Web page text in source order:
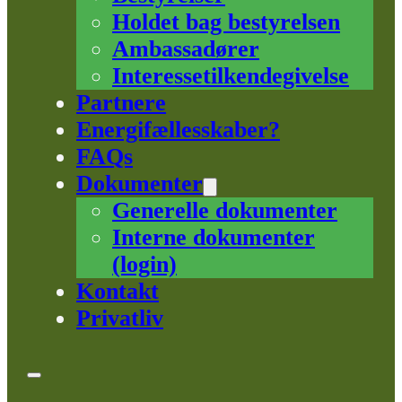
Holdet bag bestyrelsen
Ambassadører
Interessetilkendegivelse
Partnere
Energifællesskaber?
FAQs
Dokumenter
Generelle dokumenter
Interne dokumenter
(login)
Kontakt
Privatliv